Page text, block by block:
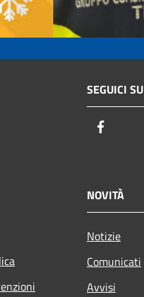
SEGUICI SU
NOVITÀ
Notizie
Comunicati
Avvisi